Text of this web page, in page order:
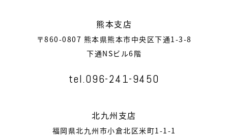
熊本支店
〒860-0807 熊本県熊本市中央区下通1-3-8
下通NSビル6階
tel.096-241-9450
北九州支店
福岡県北九州市小倉北区米町1-1-1